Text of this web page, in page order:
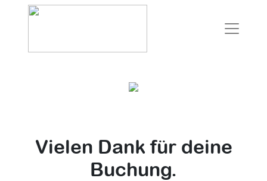
Vielen Dank für deine
Buchung.